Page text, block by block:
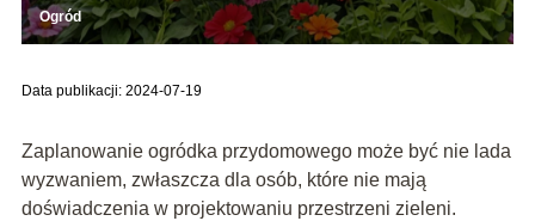
Ogród
Data publikacji: 2024-07-19
Zaplanowanie ogródka przydomowego może być nie lada
wyzwaniem, zwłaszcza dla osób, które nie mają
doświadczenia w projektowaniu przestrzeni zieleni.